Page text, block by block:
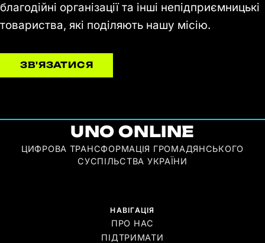
благодійні організації та інші непідприємницькі
товариства, які поділяють нашу місію.
ЗВ'ЯЗАТИСЯ
UNO ONLINE
ЦИФРОВА ТРАНСФОРМАЦІЯ ГРОМАДЯНСЬКОГО
СУСПІЛЬСТВА УКРАЇНИ
НАВІГАЦІЯ
ПРО НАС
ПІДТРИМАТИ